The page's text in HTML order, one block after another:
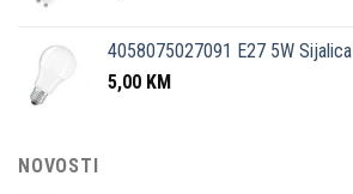
4058075027091 E27 5W Sijalica
5,00 KM
NOVOSTI